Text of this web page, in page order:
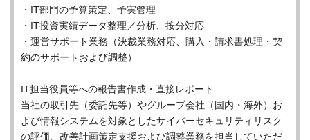
・IT部門の予算策定、予実管理
・IT投資実績データ整理／分析、按分対応
・運営サポート業務（決裁業務対応、購入・請求書処理・契
約のサポートおよび調整）
IT担当役員等への報告書作成・直接レポート
当社の取引先（委託先等）やグループ会社（国内・海外）お
よび情報システムを対象としたサイバーセキュリティリスク
の評価、改善計画策定支援および調整業務を担当していただ